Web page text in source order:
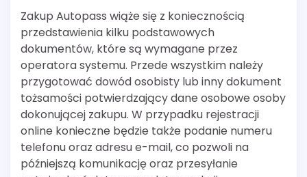
Zakup Autopass wiąże się z koniecznością
przedstawienia kilku podstawowych
dokumentów, które są wymagane przez
operatora systemu. Przede wszystkim należy
przygotować dowód osobisty lub inny dokument
tożsamości potwierdzający dane osobowe osoby
dokonującej zakupu. W przypadku rejestracji
online konieczne będzie także podanie numeru
telefonu oraz adresu e-mail, co pozwoli na
późniejszą komunikację oraz przesyłanie